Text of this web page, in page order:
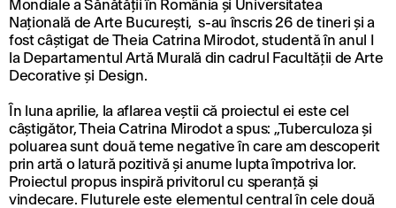
Mondiale a Sănătăţii în România şi Universitatea
Naţională de Arte București, s-au înscris 26 de tineri şi a
fost câştigat de Theia Catrina Mirodot, studentă în anul I
la Departamentul Artă Murală din cadrul Facultății de Arte
Decorative și Design.
În luna aprilie, la aflarea veştii că proiectul ei este cel
câştigător, Theia Catrina Mirodot a spus: „Tuberculoza şi
poluarea sunt două teme negative în care am descoperit
prin artă o latură pozitivă şi anume lupta împotriva lor.
Proiectul propus inspiră privitorul cu speranţă şi
vindecare. Fluturele este elementul central în cele două